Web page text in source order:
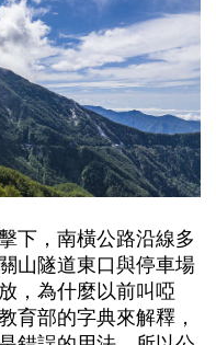
下，南橫公路沿線多
山隧道東口與停車場
，為什麼以前叫啞
育部的字典來解釋，